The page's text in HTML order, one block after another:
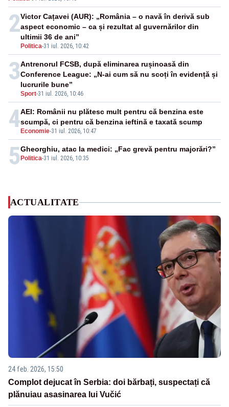
2
Politica-31 iul. 2026, 10:42
Victor Cațavei (AUR): „România – o navă în derivă sub
aspect economic – ca și rezultat al guvernărilor din
ultimii 36 de ani”
3
Sport-31 iul. 2026, 10:46
Antrenorul FCSB, după eliminarea rușinoasă din
Conference League: „N-ai cum să nu scoți în evidență și
lucrurile bune”
4 Economie-31 iul. 2026, 10:47
AEI: Românii nu plătesc mult pentru că benzina este
scumpă, ci pentru că benzina ieftină e taxată scump
5 Politica-31 iul. 2026, 10:35
Gheorghiu, atac la medici: „Fac grevă pentru majorări?”
ACTUALITATE
24 feb. 2026, 15:50
Complot dejucat în Serbia: doi bărbați, suspectați că
plănuiau asasinarea lui Vučić